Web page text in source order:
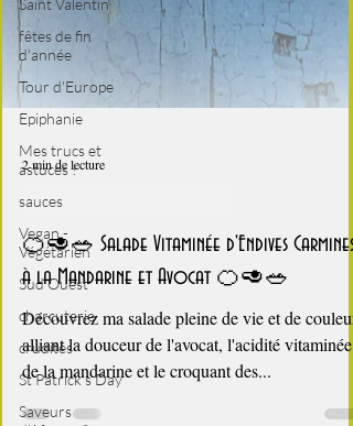
Saint Valentin
fêtes de fin
d'année
Tour d'Europe
Epiphanie
Mes trucs et
astuces !
sauces
Vegan -
Végétarien
Sud Ouest
charcuterie
crudités
St Patrick's Day
Saveurs
2 min de lecture
On ne raconte pas de salades
🍊🥑🥗 Salade Vitaminée d'Endives Carmines
à la Mandarine et Avocat 🍊🥑🥗
Découvrez ma salade pleine de vie et de couleur,